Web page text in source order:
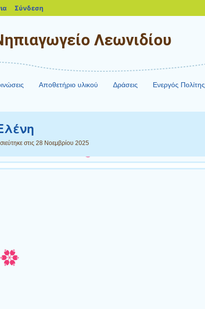
Λεωνιδίου
Αποθετήριο υλικού Δράσεις Ενεργός Πολίτης
στις 28 Νοεμβρίου 2025
blogs.sch.gr
Σύνδεση